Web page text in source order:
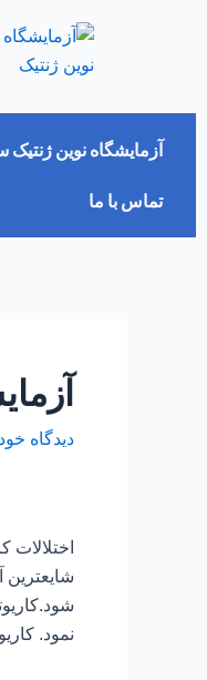
آزمایشگاه نوین
تماس با ما
دیدگاه‌
شايعترين
نمود.
نوشته‌ها